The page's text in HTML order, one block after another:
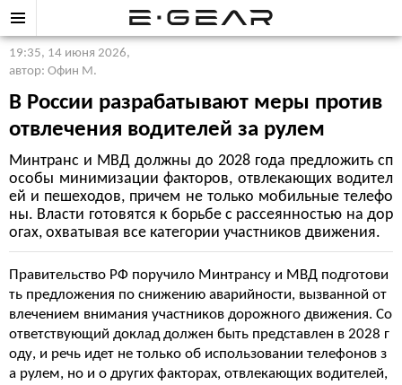
19:35, 14 июня 2026,
автор: Офин М.
В России разрабатывают меры против
отвлечения водителей за рулем
Минтранс и МВД должны до 2028 года предложить сп
особы минимизации факторов, отвлекающих водител
ей и пешеходов, причем не только мобильные телефо
ны. Власти готовятся к борьбе с рассеянностью на дор
огах, охватывая все категории участников движения.
Правительство РФ поручило Минтрансу и МВД подготови
ть предложения по снижению аварийности, вызванной от
влечением внимания участников дорожного движения. Со
ответствующий доклад должен быть представлен в 2028 г
оду, и речь идет не только об использовании телефонов з
а рулем, но и о других факторах, отвлекающих водителей,